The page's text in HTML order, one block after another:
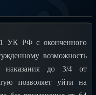
УК РФ с оконченного
возможность
наказания до 3/4 от
позволяет уйти на